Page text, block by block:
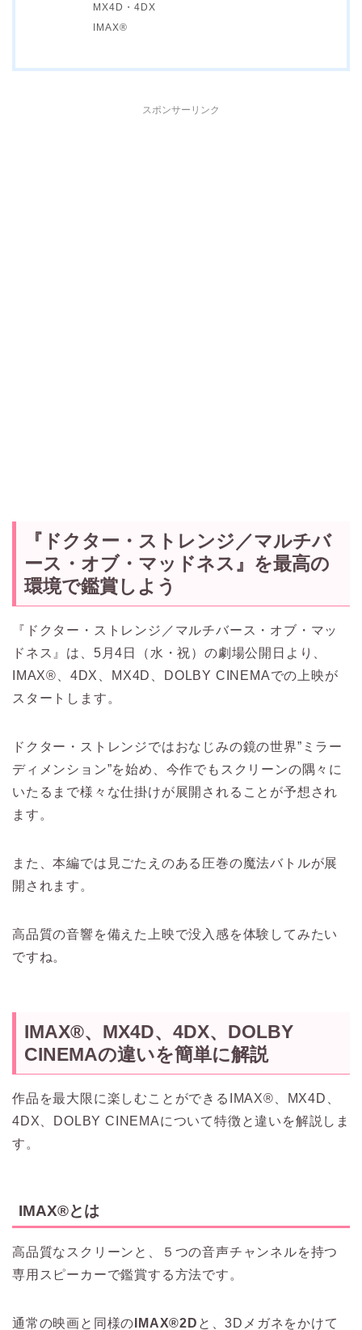
MX4D・4DX
IMAX®
スポンサーリンク
『ドクター・ストレンジ／マルチバ
ース・オブ・マッドネス』を最高の
環境で鑑賞しよう
『ドクター・ストレンジ／マルチバース・オブ・マッ
ドネス』は、5月4日（水・祝）の劇場公開日より、
IMAX®、4DX、MX4D、DOLBY CINEMAでの上映が
スタートします。
ドクター・ストレンジではおなじみの鏡の世界”ミラー
ディメンション”を始め、今作でもスクリーンの隅々に
いたるまで様々な仕掛けが展開されることが予想され
ます。
また、本編では見ごたえのある圧巻の魔法バトルが展
開されます。
高品質の音響を備えた上映で没入感を体験してみたい
ですね。
IMAX®、MX4D、4DX、DOLBY
CINEMAの違いを簡単に解説
作品を最大限に楽しむことができるIMAX®、MX4D、
4DX、DOLBY CINEMAについて特徴と違いを解説しま
す。
IMAX®とは
高品質なスクリーンと、５つの音声チャンネルを持つ
専用スピーカーで鑑賞する方法です。
通常の映画と同様の IMAX®2D と、3Dメガネをかけて